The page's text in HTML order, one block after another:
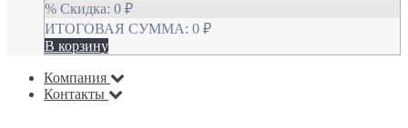
% Скидка: 0 ₽
ИТОГОВАЯ СУММА: 0 ₽
В корзину
Компания
Контакты